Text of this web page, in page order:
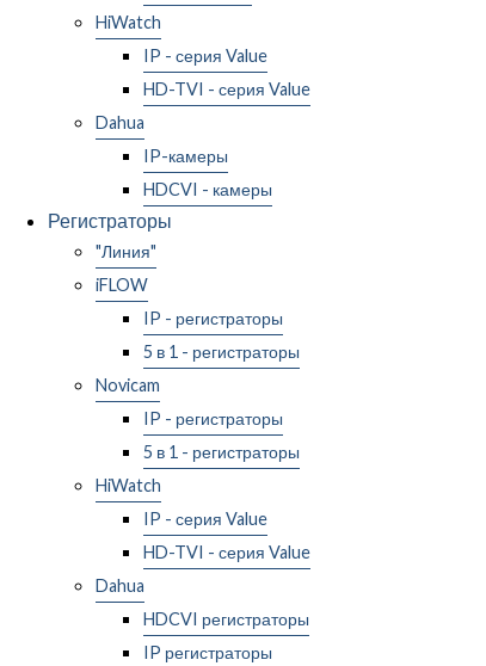
HiWatch
IP - серия Value
HD-TVI - серия Value
Dahua
IP-камеры
HDCVI - камеры
Регистраторы
"Линия"
iFLOW
IP - регистраторы
5 в 1 - регистраторы
Novicam
IP - регистраторы
5 в 1 - регистраторы
HiWatch
IP - серия Value
HD-TVI - серия Value
Dahua
HDCVI регистраторы
IP регистраторы